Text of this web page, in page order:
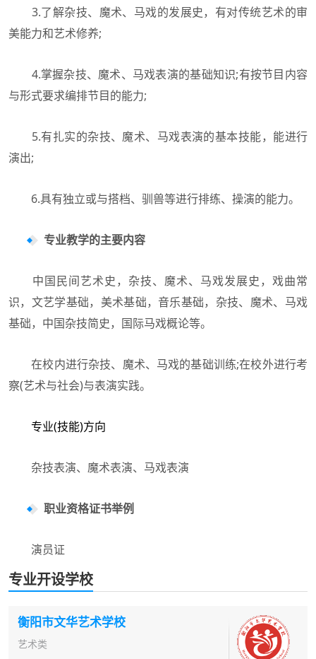
3.了解杂技、魔术、马戏的发展史，有对传统艺术的审
美能力和艺术修养;
4.掌握杂技、魔术、马戏表演的基础知识;有按节目内容
与形式要求编排节目的能力;
5.有扎实的杂技、魔术、马戏表演的基本技能，能进行
演出;
6.具有独立或与搭档、驯兽等进行排练、操演的能力。
专业教学的主要内容
中国民间艺术史，杂技、魔术、马戏发展史，戏曲常
识，文艺学基础，美术基础，音乐基础，杂技、魔术、马戏
基础，中国杂技简史，国际马戏概论等。
在校内进行杂技、魔术、马戏的基础训练;在校外进行考
察(艺术与社会)与表演实践。
专业(技能)方向
杂技表演、魔术表演、马戏表演
职业资格证书举例
演员证
专业开设学校
衡阳市文华艺术学校
艺术类